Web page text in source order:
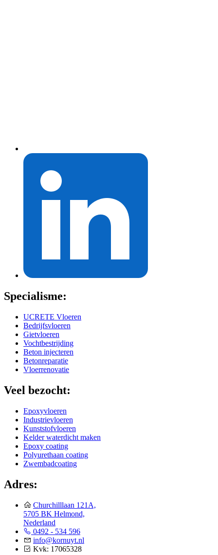
Specialisme:
UCRETE Vloeren
Bedrijfsvloeren
Gietvloeren
Vochtbestrijding
Beton injecteren
Betonreparatie
Vloerrenovatie
Veel bezocht:
Epoxyvloeren
Industrievloeren
Kunststofvloeren
Kelder waterdicht maken
Epoxy coating
Polyurethaan coating
Zwembadcoating
Adres:
Churchilllaan 121A,
5705 BK Helmond,
Nederland
0492 - 534 596
info@kornuyt.nl
Kvk: 17065328